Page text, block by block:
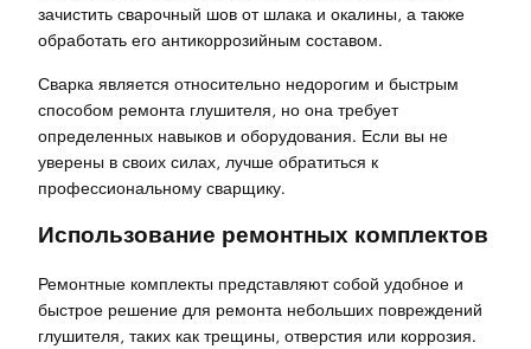
зачистить сварочный шов от шлака и окалины, а также
обработать его антикоррозийным составом.
Сварка является относительно недорогим и быстрым
способом ремонта глушителя, но она требует
определенных навыков и оборудования. Если вы не
уверены в своих силах, лучше обратиться к
профессиональному сварщику.
Использование ремонтных комплектов
Ремонтные комплекты представляют собой удобное и
быстрое решение для ремонта небольших повреждений
глушителя, таких как трещины, отверстия или коррозия.